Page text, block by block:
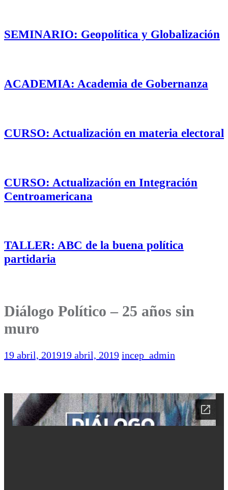
SEMINARIO: Geopolítica y Globalización
ACADEMIA: Academia de Gobernanza
CURSO: Actualización en materia electoral
CURSO: Actualización en Integración
Centroamericana
TALLER: ABC de la buena política
partidaria
Diálogo Político – 25 años sin
muro
19 abril, 201919 abril, 2019 incep_admin